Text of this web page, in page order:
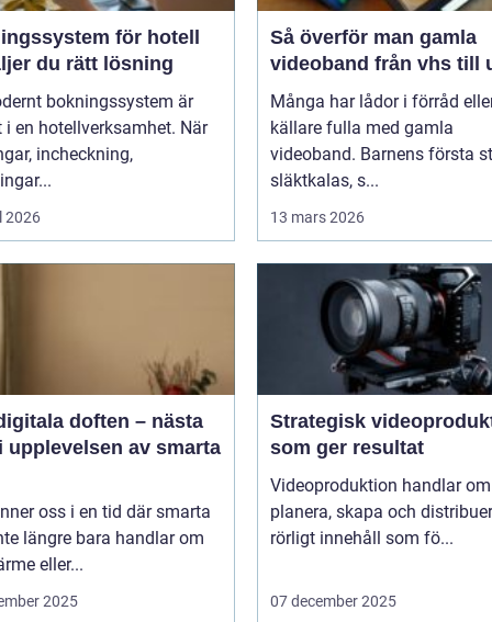
för hotell
du rätt lösning
bokningssystem är
i en hotellverksamhet. När
incheckning,
2026
Så överför man gamla
videoband från vhs till
Många har lådor i förråd
källare fulla med gamla
videoband. Barnens första
släktkalas, s...
13 mars 2026
doften – nästa
upplevelsen av smarta
oss i en tid där smarta
längre bara handlar om
eller...
2025
Strategisk
som ger resultat
Videoproduktion handlar
planera, skapa och
rörligt innehåll som fö...
07 december 2025